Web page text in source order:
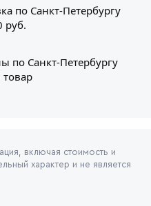
по Санкт-Петербургу
руб.
по Санкт-Петербургу
включая стоимость и
характер и не является